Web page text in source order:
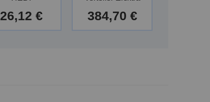
26,12 € 384,70 €